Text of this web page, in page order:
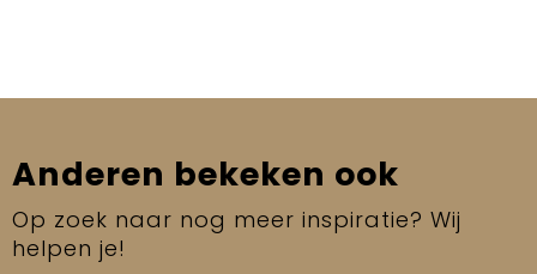
Anderen bekeken ook
Op zoek naar nog meer inspiratie? Wij
helpen je!